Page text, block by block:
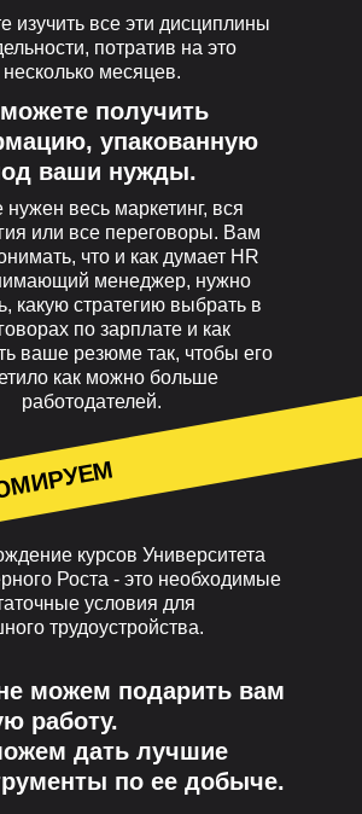
курсов Университета
Роста - это необходимые
условия для
трудоустройства.
можем подарить вам
работу.
дать лучшие
по ее добыче.
весь маркетинг, вся
или все переговоры. Вам
что и как думает HR
менеджер, нужно
какую стратегию выбрать в
по зарплате и как
ваше резюме так, чтобы его
как можно больше
работодателей.
получить
упакованную
ваши нужды.
изучить все эти дисциплины
потратив на это
несколько месяцев.